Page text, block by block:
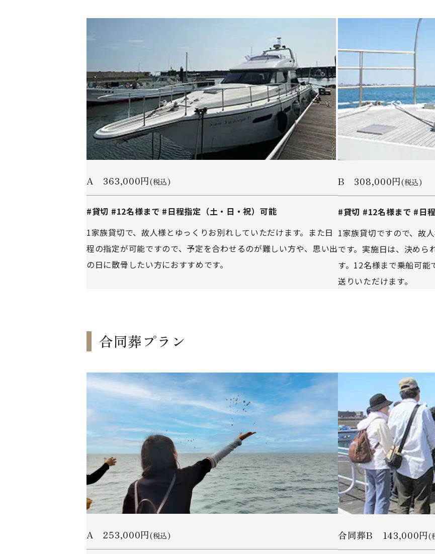
A 363,000円(税込)
#貸切 #12名様まで #日程指定（土・日 ・祝）可能
1家族貸切で、故人様とゆっくりお別れしていただけます。また日
程の指定が可能ですので、予定を合わせるのが難しい方や、思い出
の日に散骨したい方におすすめです。
B 308,000円(税込)
#貸切 #12名様まで #日
1家族貸切ですので、故
です。実施日は、決めら
す。12名様まで乗船可能
送りいただけます。
合同葬プラン
A 253,000円(税込) 合同葬B 143,000円(